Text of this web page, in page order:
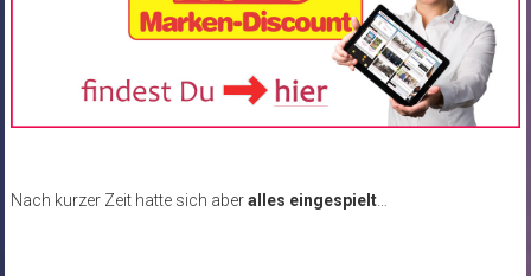
Nach kurzer Zeit hatte sich aberalles eingespielt…